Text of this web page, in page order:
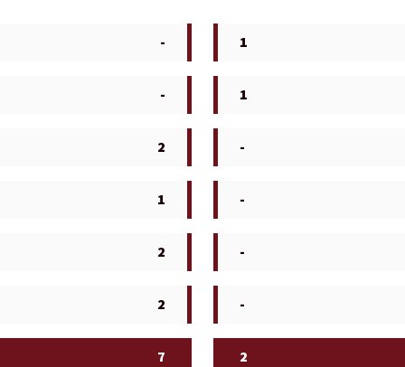
- 1
- 1
2 -
1 -
2 -
2 -
7 2